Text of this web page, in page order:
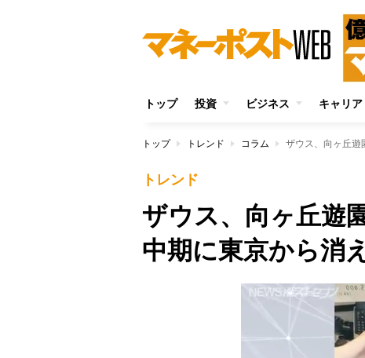
トップ 投資 ビジネス キャリア
トップ トレンド コラム ザウス、向ヶ丘
トレンド
ザウス、向ヶ丘
中期に東京から消